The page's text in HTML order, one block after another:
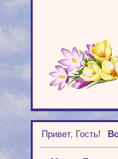
Привет, Гость!